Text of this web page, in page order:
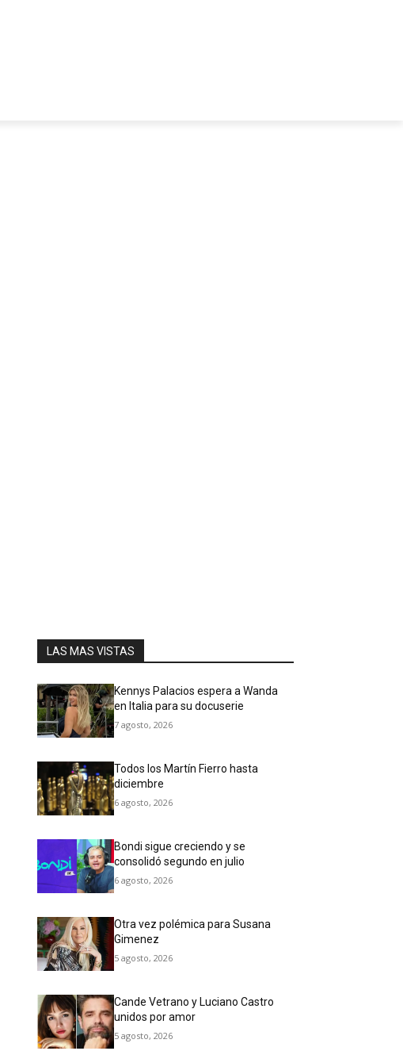
LAS MAS VISTAS
Kennys Palacios espera a Wanda
en Italia para su docuserie
7 agosto, 2026
Todos los Martín Fierro hasta
diciembre
6 agosto, 2026
Bondi sigue creciendo y se
consolidó segundo en julio
6 agosto, 2026
Otra vez polémica para Susana
Gimenez
5 agosto, 2026
Cande Vetrano y Luciano Castro
unidos por amor
5 agosto, 2026